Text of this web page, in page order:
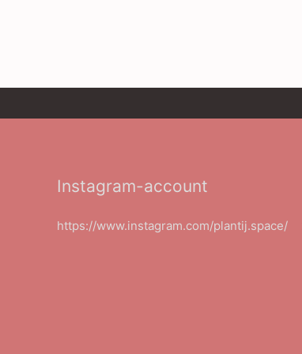
Instagram-account
https://www.instagram.com/plantij.space/